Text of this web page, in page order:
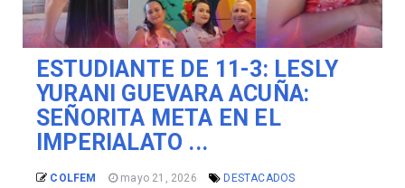
ESTUDIANTE DE 11-3: LESLY
YURANI GUEVARA ACUÑA:
SEÑORITA META EN EL
IMPERIALATO ...
COLFEM mayo 21, 2026 DESTACADOS